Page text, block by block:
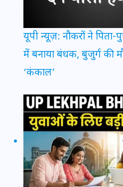
यूपी न्यूज़: नौकरों ने पिता-
में बनाया बंधक, बुजुर्ग की
‘कंकाल’